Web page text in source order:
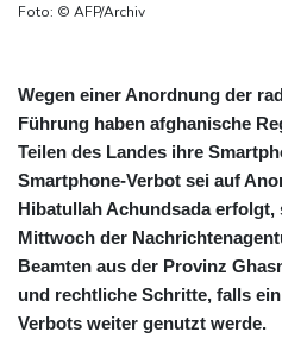
Foto: © AFP/Archiv
Wegen einer Anordnung der
Führung haben afghanische
Teilen des Landes ihre
Smartphone-Verbot sei auf
Hibatullah Achundsada erfolgt,
Mittwoch der
Beamten aus der Provinz
und rechtliche Schritte, falls
Verbots weiter genutzt werde.